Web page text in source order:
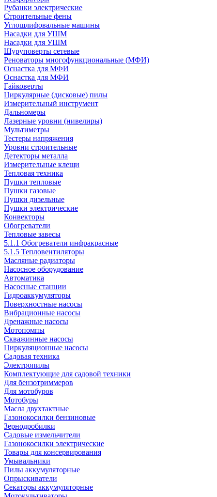
Рубанки электрические
Строительные фены
Углошлифовальные машины
Насадки для УШМ
Насадки для УШМ
Шуруповерты сетевые
Реноваторы многофункциональные (МФИ)
Оснастка для МФИ
Оснастка для МФИ
Гайковерты
Циркулярные (дисковые) пилы
Измерительный инструмент
Дальномеры
Лазерные уровни (нивелиры)
Мультиметры
Тестеры напряжения
Уровни строительные
Детекторы металла
Измерительные клещи
Тепловая техника
Пушки тепловые
Пушки газовые
Пушки дизельные
Пушки электрические
Конвекторы
Обогреватели
Тепловые завесы
5.1.1 Обогреватели инфракрасные
5.1.5 Тепловентиляторы
Масляные радиаторы
Насосное оборудование
Автоматика
Насосные станции
Гидроаккумуляторы
Поверхностные насосы
Вибрационные насосы
Дренажные насосы
Мотопомпы
Скважинные насосы
Циркуляционные насосы
Садовая техника
Электропилы
Комплектующие для садовой техники
Для бензотриммеров
Для мотобуров
Мотобуры
Масла двухтактные
Газонокосилки бензиновые
Зернодробилки
Садовые измельчители
Газонокосилки электрические
Товары для консервирования
Умывальники
Пилы аккумуляторные
Опрыскиватели
Секаторы аккумуляторные